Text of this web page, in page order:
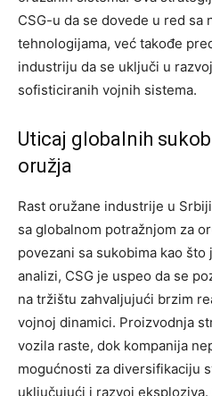
CSG-u da se dovede u red sa
tehnologijama, već takođe
industriju da se uključi u
sofisticiranih vojnih sistema.
Uticaj globalnih
oružja
Rast oružane industrije u
sa globalnom potražnjom za
povezani sa sukobima kao
analizi, CSG je uspeo da se
na tržištu zahvaljujući brzim
vojnoj dinamici. Proizvodnja
vozila raste, dok kompanija
mogućnosti za diversifikaciju
uključujući i razvoj